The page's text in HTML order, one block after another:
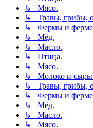
↳ Мясо.
↳ Травы, грибы,
↳ Фермы и
↳ Мёд.
↳ Масло.
↳ Птица.
↳ Мясо.
↳ Молоко и
↳ Травы, грибы,
↳ Фермы и
↳ Мёд.
↳ Масло.
↳ Мясо.